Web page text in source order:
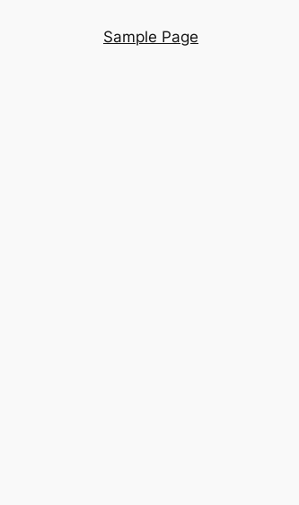
Sample Page